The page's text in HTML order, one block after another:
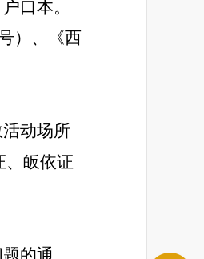
口本。
）、《西
动场所
、皈依证
的通